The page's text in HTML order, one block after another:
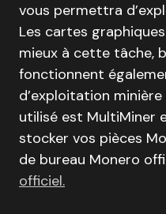
vous permettra
Les cartes
mieux à cette tâche,
fonctionnent
d’exploitation
utilisé est MultiMiner
stocker vos pièces
de bureau Monero
officiel.